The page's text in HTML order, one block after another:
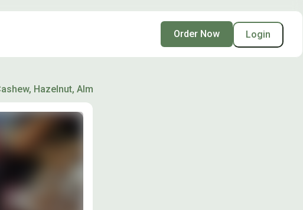
Login
Order Now
Hazelnut, Almond and Raisins)